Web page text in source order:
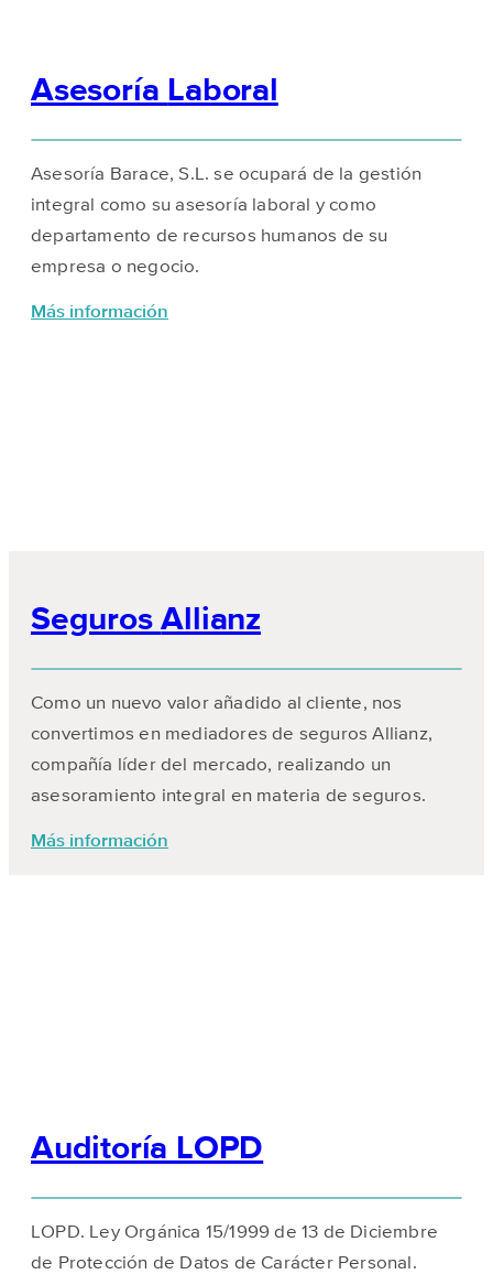
Asesoría Laboral
Asesoría Barace, S.L. se ocupará de la gestión
integral como su asesoría laboral y como
departamento de recursos humanos de su
empresa o negocio.
Más información
SegurosAllianz
Como un nuevo valor añadido al cliente, nos
convertimos en mediadores de seguros Allianz,
compañía líder del mercado, realizando un
asesoramiento integral en materia de seguros.
Más información
Auditoría LOPD
LOPD. Ley Orgánica 15/1999 de 13 de Diciembre
de Protección de Datos de Carácter Personal.